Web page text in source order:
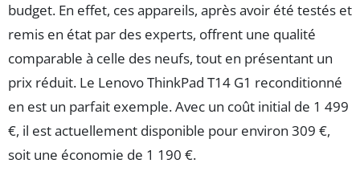
budget. En effet, ces appareils, après avoir été testés et
remis en état par des experts, offrent une qualité
comparable à celle des neufs, tout en présentant un
prix réduit. Le Lenovo ThinkPad T14 G1 reconditionné
en est un parfait exemple. Avec un coût initial de 1 499
€, il est actuellement disponible pour environ 309 €,
soit une économie de 1 190 €.